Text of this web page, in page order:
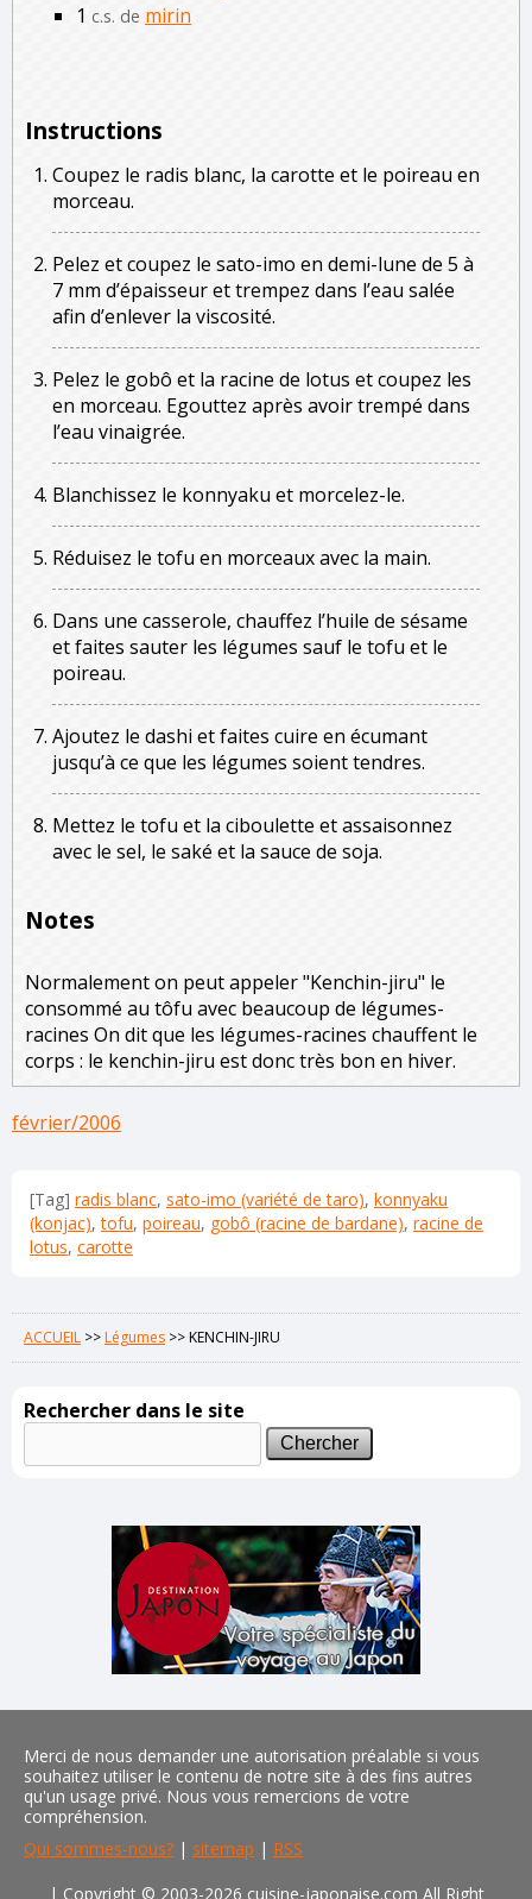
1 c.s. de mirin
Instructions
Coupez le radis blanc, la carotte et le poireau en
morceau.
Pelez et coupez le sato-imo en demi-lune de 5 à
7 mm d’épaisseur et trempez dans l’eau salée
afin d’enlever la viscosité.
Pelez le gobô et la racine de lotus et coupez les
en morceau. Egouttez après avoir trempé dans
l’eau vinaigrée.
Blanchissez le konnyaku et morcelez-le.
Réduisez le tofu en morceaux avec la main.
Dans une casserole, chauffez l’huile de sésame
et faites sauter les légumes sauf le tofu et le
poireau.
Ajoutez le dashi et faites cuire en écumant
jusqu’à ce que les légumes soient tendres.
Mettez le tofu et la ciboulette et assaisonnez
avec le sel, le saké et la sauce de soja.
Notes
Normalement on peut appeler "Kenchin-jiru" le
consommé au tôfu avec beaucoup de légumes-
racines On dit que les légumes-racines chauffent le
corps : le kenchin-jiru est donc très bon en hiver.
février/2006
[Tag] radis blanc, sato-imo (variété de taro), konnyaku
(konjac),tofu, poireau, gobô (racine de bardane), racine de
lotus, carotte
ACCUEIL >>Légumes >>KENCHIN-JIRU
Rechercher dans le site
Merci de nous demander une autorisation préalable si vous
souhaitez utiliser le contenu de notre site à des fins autres
qu'un usage privé. Nous vous remercions de votre
compréhension.
Qui sommes-nous? | sitemap | RSS
| Copyright © 2003-2026 cuisine-japonaise.com All Right